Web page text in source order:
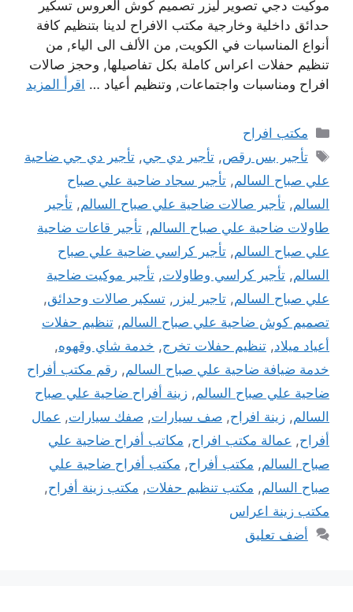
موكيت دجي تصوير ليزر تصميم كوش العروس تسكير
حدائق داخلية وخارجية مكتب الافراح لدينا بتنظيم كافة
أنواع المناسبات في الكويت, من الألف الى الياء, من
تنظيم حفلات اعراس كاملة بكل تفاصيلها, وحجز صالات
افراح ومناسبات واجتماعات, وتنظيم أعياد … اقرأ المزيد
التصنيفات
مكتب افراح
الوسوم
تأجير بس رقص,تأجير دي جي,تأجير دي جي ضاحية
علي صباح السالم, تأجير سجاد ضاحية علي صباح
السالم, تأجير صالات ضاحية علي صباح السالم, تأجير
طاولات ضاحية علي صباح السالم, تأجير قاعات ضاحية
علي صباح السالم, تأجير كراسي ضاحية علي صباح
السالم, تأجير كراسي وطاولات, تأجير موكيت ضاحية
علي صباح السالم, تاجير ليزر , تسكير صالات وحدائق,
تصميم كوش ضاحية علي صباح السالم, تنظيم حفلات
أعياد ميلاد, تنظيم حفلات تخرج, خدمة شاي وقهوه,
خدمة ضيافة ضاحية علي صباح السالم, رقم مكتب أفراح
ضاحية علي صباح السالم, زينة أفراح ضاحية علي صباح
السالم, زينة افراح, صف سيارات, صفك سيارات, عمال
أفراح, عمالة مكتب افراح, مكاتب أفراح ضاحية علي
صباح السالم, مكتب أفراح, مكتب أفراح ضاحية علي
صباح السالم, مكتب تنظيم حفلات, مكتب زينة أفراح,
مكتب زينة اعراس
أضف تعليق